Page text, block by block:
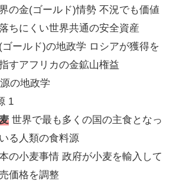
の金(ゴールド)情勢 不況でも価値
ちにくい世界共通の安全資産
ゴールド)の地政学 ロシアが獲得を
すアフリカの金鉱山権益
の地政学
1
世界で最も多くの国の主食となっ
る人類の食料源
の小麦事情 政府が小麦を輸入して
価格を調整